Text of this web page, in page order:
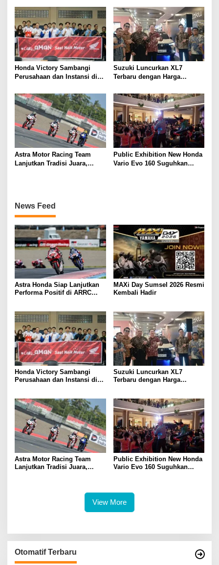
Honda Victory Sambangi
Perusahaan dan Instansi di
Suzuki Luncurkan XL7
Terbaru dengan Harga
Astra Motor Racing Team
Lanjutkan Tradisi Juara,
Public Exhibition New Honda
Vario Evo 160 Suguhkan
News Feed
Astra Honda Siap Lanjutkan
Performa Positif di ARRC
MAXi Day Sumsel 2026 Resmi
Kembali Hadir
Honda Victory Sambangi
Perusahaan dan Instansi di
Suzuki Luncurkan XL7
Terbaru dengan Harga
Astra Motor Racing Team
Lanjutkan Tradisi Juara,
Public Exhibition New Honda
Vario Evo 160 Suguhkan
View More
Otomatif Terbaru